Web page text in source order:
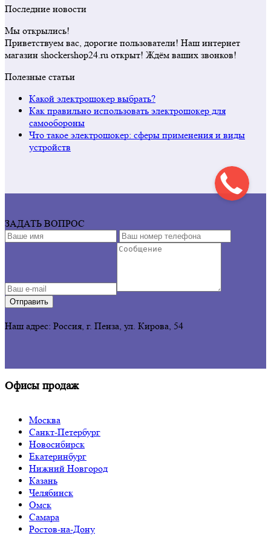
Последние новости
Мы открылись!
Приветствуем вас, дорогие пользователи! Наш интернет
магазин shockershop24.ru открыт! Ждём ваших звонков!
Полезные статьи
Какой электрошокер выбрать?
Как правильно использовать электрошокер для
самообороны
Что такое электрошокер: сферы применения и виды
устройств
ЗАДАТЬ ВОПРОС
Отправить
Наш адрес: Россия, г. Пенза, ул. Кирова, 54
Офисы продаж
Москва
Санкт-Петербург
Новосибирск
Екатеринбург
Нижний Новгород
Казань
Челябинск
Омск
Самара
Ростов-на-Дону